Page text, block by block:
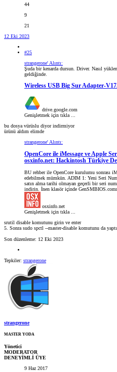
44
9
21
12 Eki 2023
#25
strangerone' Alıntı:
Şuda bir kenarda dursun. Driver. Nasıl
geldiğinde.
Wireless USB Big Sur Adapter-
drive.google.com
Genişletmek için tıkla ...
bu dosya vürüslu diyor indirmiyor
ürünü aldım elimde
strangerone' Alıntı:
OpenCore ile iMessage ve Apple
osxinfo.net: Hackintosh Türkiye
BU rehber ile OpenCore kurulumu sonrası
edebilmek mümkün. ADIM 1: Yeni Seri
satın alma tarihi olmayan geçerli bir seri
indirin. İnen klasör içinde
osxinfo.net
Genişletmek için tıkla ...
srutil disable komutunu girin ve enter
5. Sonra sudo spctl --master-disable komutunu da
Son düzenleme: 12 Eki 2023
Tepkiler: strangerone
strangerone
MASTER YODA
Yönetici
MODERATOR
DENEYİMLİ ÜYE
9 Haz 2017